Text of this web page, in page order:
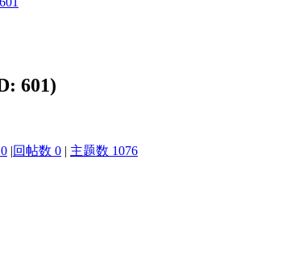
601)
|回帖数 0 | 主题数 1076